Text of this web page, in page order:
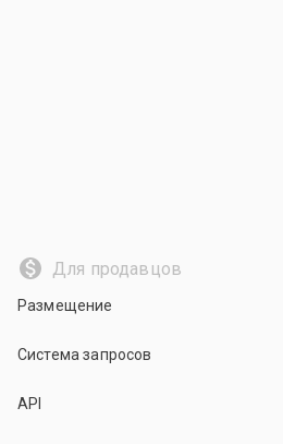
Для продавцов
Размещение
Система запросов
API